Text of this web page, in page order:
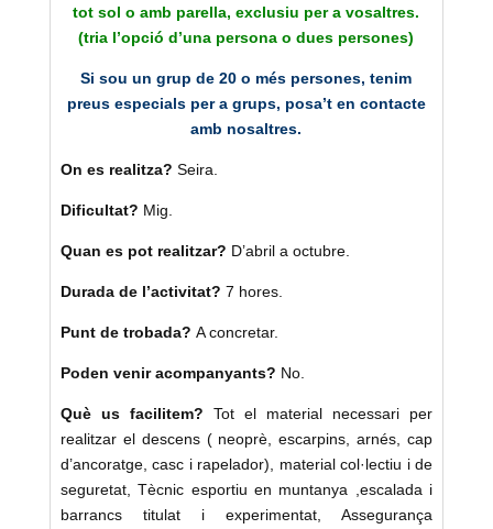
tot sol o amb parella, exclusiu per a vosaltres.
(tria l’opció d’una persona o dues persones)
Si sou un grup de 20 o més persones, tenim
preus especials per a grups, posa’t en contacte
amb nosaltres.
On es realitza? Seira.
Dificultat? Mig.
Quan es pot realitzar? D’abril a octubre.
Durada de l’activitat? 7 hores.
Punt de trobada? A concretar.
Poden venir acompanyants? No.
Què us facilitem? Tot el material necessari per
realitzar el descens ( neoprè, escarpins, arnés, cap
d’ancoratge, casc i rapelador), material col·lectiu i de
seguretat, Tècnic esportiu en muntanya ,escalada i
barrancs titulat i experimentat, Assegurança